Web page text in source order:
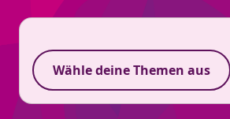
Wähle deine Themen aus